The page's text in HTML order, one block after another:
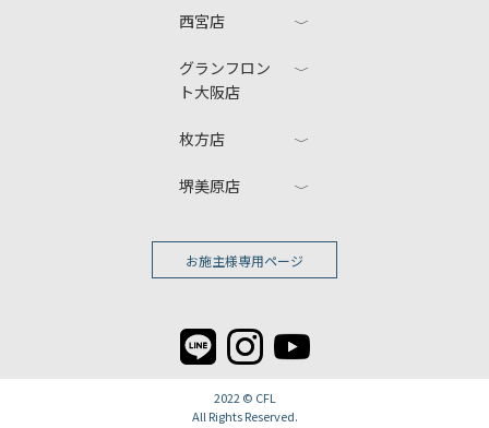
西宮店
グランフロン
ト大阪店
枚方店
堺美原店
お施主様専用ページ
2022 © CFL
All Rights Reserved.